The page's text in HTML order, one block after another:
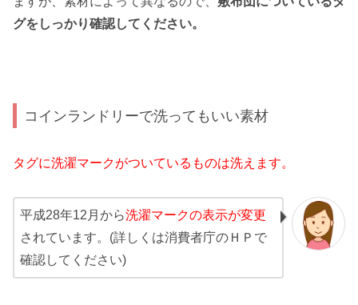
グをしっかり確認してください。
コインランドリーで洗ってもいい素材
タグに洗濯マークがついているものは洗えます。
平成28年12月から洗濯マークの表示が変更
されています。(詳しくは消費者庁のＨＰで
確認してください)